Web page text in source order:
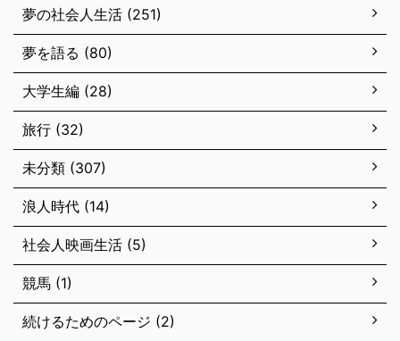
夢の社会人生活 (251)
夢を語る (80)
大学生編 (28)
旅行 (32)
未分類 (307)
浪人時代 (14)
社会人映画生活 (5)
競馬 (1)
続けるためのページ (2)